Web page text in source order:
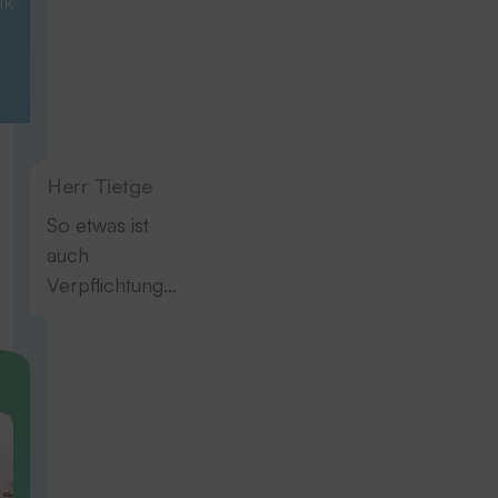
Herr Tietge
So etwas ist
auch
Verpflichtung…